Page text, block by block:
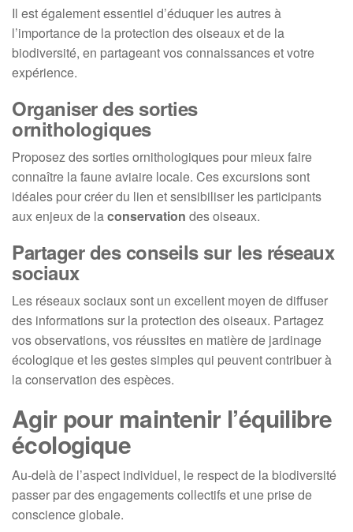
Il est également essentiel d’éduquer les autres à
l’importance de la protection des oiseaux et de la
biodiversité, en partageant vos connaissances et votre
expérience.
Organiser des sorties
ornithologiques
Proposez des sorties ornithologiques pour mieux faire
connaître la faune aviaire locale. Ces excursions sont
idéales pour créer du lien et sensibiliser les participants
aux enjeux de laconservation des oiseaux.
Partager des conseils sur les réseaux
sociaux
Les réseaux sociaux sont un excellent moyen de diffuser
des informations sur la protection des oiseaux. Partagez
vos observations, vos réussites en matière de jardinage
écologique et les gestes simples qui peuvent contribuer à
la conservation des espèces.
Agir pour maintenir l’équilibre
écologique
Au-delà de l’aspect individuel, le respect de la biodiversité
passer par des engagements collectifs et une prise de
conscience globale.